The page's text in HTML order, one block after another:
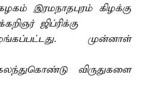
இரமநாதபுரம் கிழக்கு
ஜிப்ரிக்கு
முன்னாள்
கலந்துகொண்டு விருதுகளை